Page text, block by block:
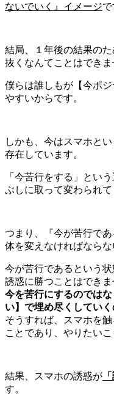
ないでいく』イメージで
結局、１年後の結果の
抜くなんてことはできま
僕らは誰しもが【今ポ
やすいからです。
しかも、今はスマホと
存在しています。
「今苦行をする」とい
ぶしに取って変わられて
つまり、『今が苦行で
体を変えなければならな
今が苦行であるという
誘惑に勝つことはできま
今を苦行にするのでは
い】で埋め尽くしていく
そうすれば、スマホを
ことであり、やりたいこ
結果、スマホの誘惑が
す。